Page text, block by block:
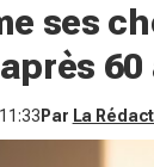
ses
60
Par La